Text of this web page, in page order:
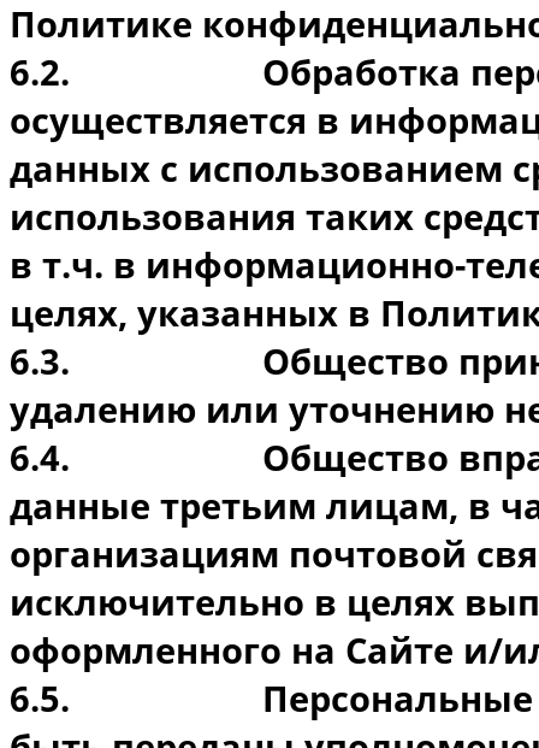
Политике
6.2.
Обработка
осуществляется в
данных с использованием
использования таких
в т.ч. в информационно-
целях, указанных в
6.3.
Общество
удалению или уточнению
6.4.
Общество
данные третьим лицам, в
организациям почтовой
исключительно в целях
оформленного на Сайте и/
6.5.